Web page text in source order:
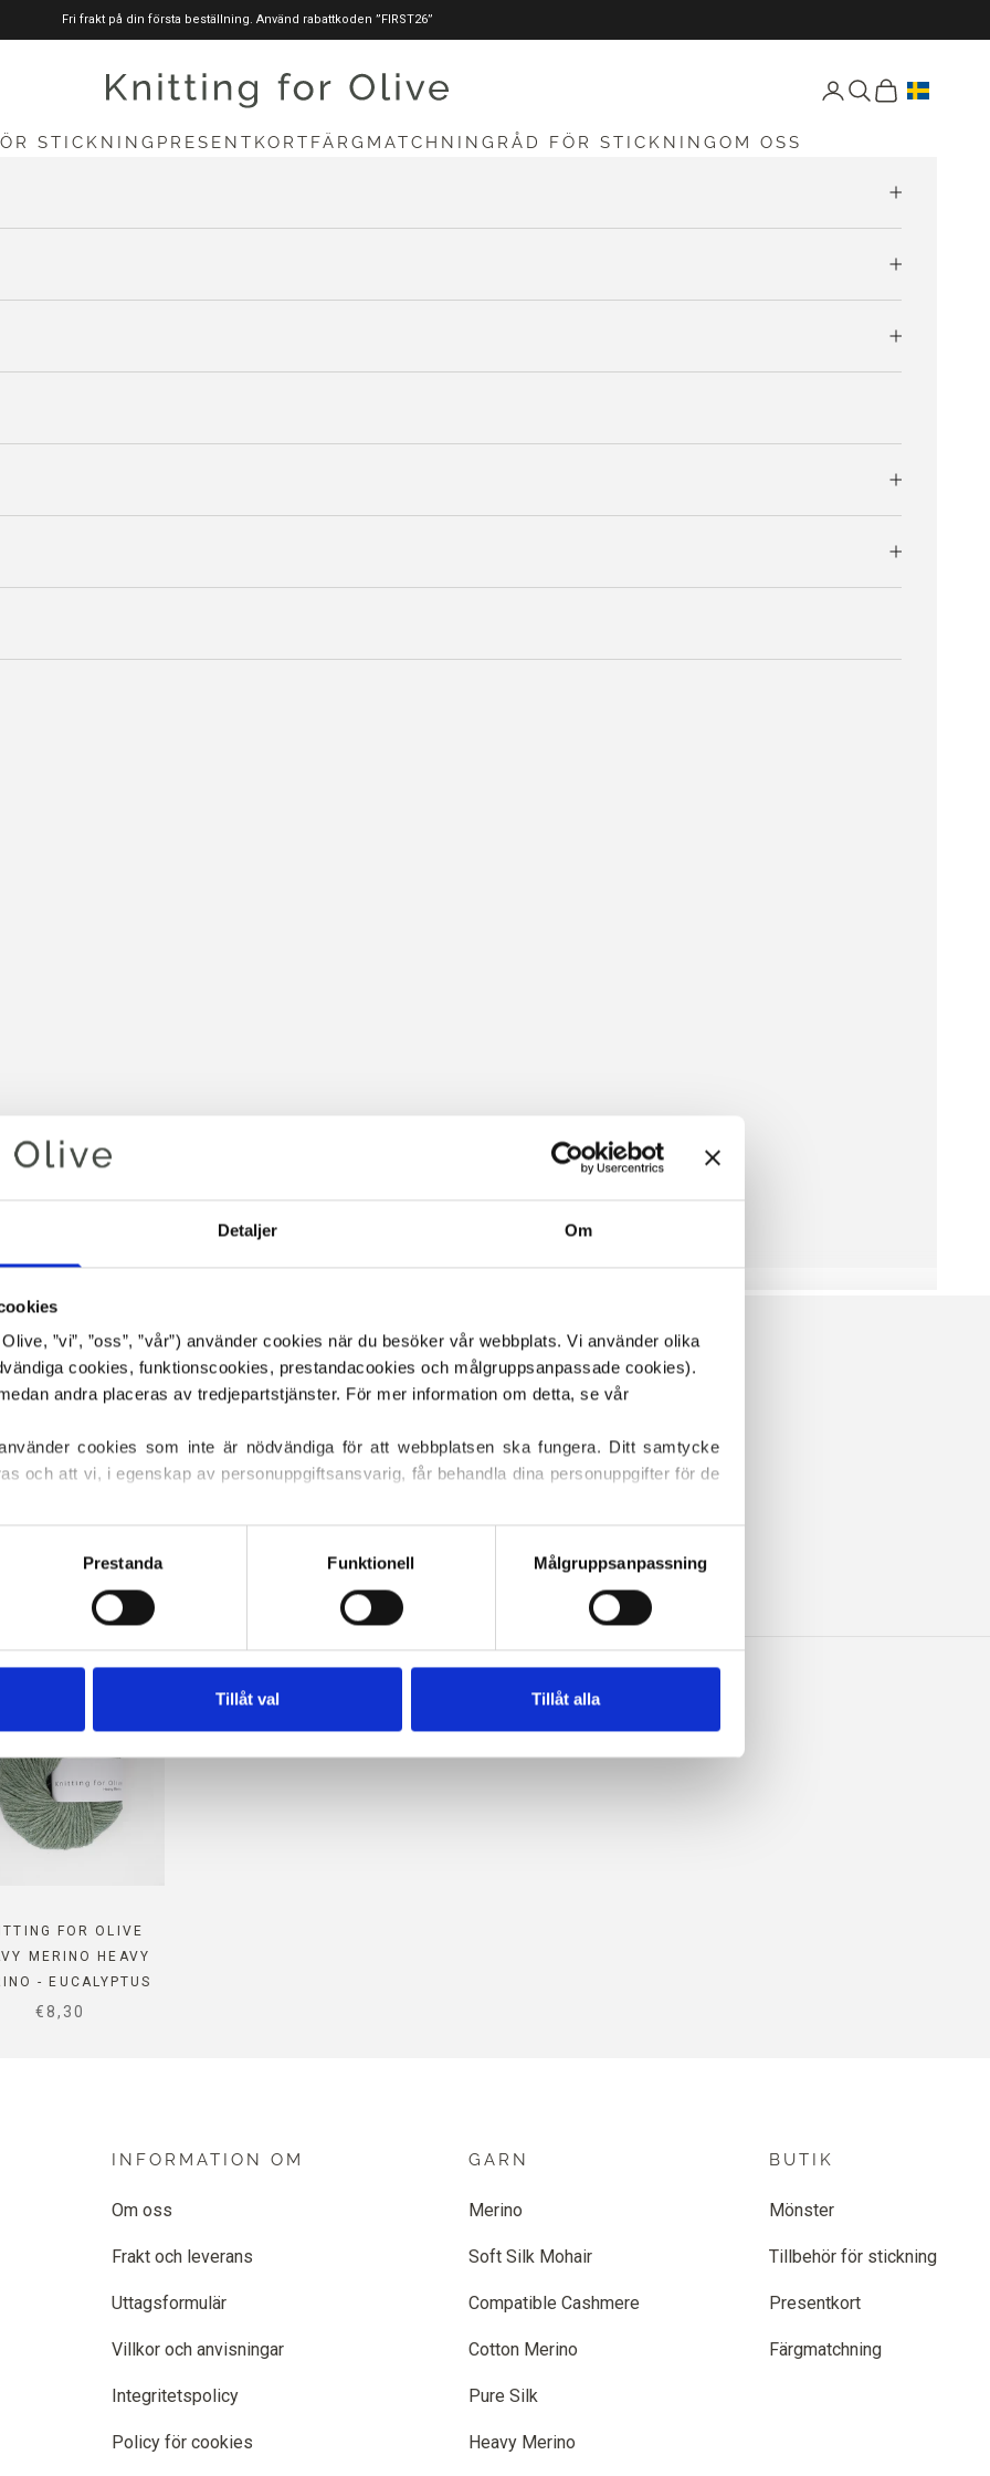
Detaljer Om
”vi”, ”oss”, ”vår”) använder cookies när du besöker vår webbplats. Vi använder olika
cookies, funktionscookies, prestandacookies och målgruppsanpassade cookies).
cookies som inte är nödvändiga för att webbplatsen ska fungera. Ditt samtycke
och att vi, i egenskap av personuppgiftsansvarig, får behandla dina personuppgifter för de
återkalla ditt samtycke via vår cookiepolicy, där du också hittar information om hur du
Prestanda Funktionell Målgruppsanpassning
Tillåt val Tillåt alla
Fri frakt på din första beställning. Använd rabattkoden ”FIRST26”
stickningförolive.com Öppna konto-sida
Öppen sökning
Öppna vagnen
STICKNING PRESENTKORT FÄRGMATCHNING RÅD FÖR STICKNING OM OSS
Din varukorg är tom
HEAVY MERINO NEDAN ÄR
MED DETTA SOFT SILK
FOR OLIVE
MERINO HEAVY
- EUCALYPTUS
SALE PRICE
€8,30
INFORMATION OM
Om oss
Frakt och leverans
Uttagsformulär
Villkor och anvisningar
Integritetspolicy
Policy för cookies
GARN
Merino
Soft Silk Mohair
Compatible Cashmere
Cotton Merino
Pure Silk
Heavy Merino
BUTIK
Mönster
Tillbehör för stickning
Presentkort
Färgmatchning